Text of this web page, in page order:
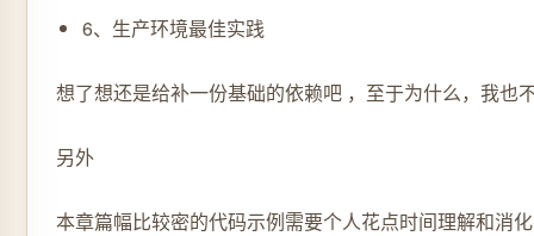
6、生产环境最佳实践
想了想还是给补一份基础的依赖吧 ，至于为什么，我也
另外
本章篇幅比较密的代码示例需要个人花点时间理解和消